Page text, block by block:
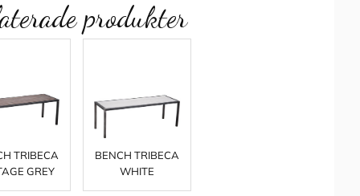
produkter
TRIBECA
GREY
BENCH TRIBECA
WHITE